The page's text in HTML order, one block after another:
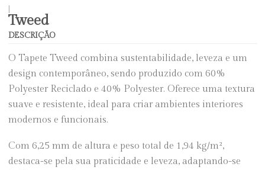
Tweed
DESCRIÇÃO
O Tapete Tweed combina sustentabilidade, leveza e um
design contemporâneo, sendo produzido com 60%
Polyester Reciclado e 40% Polyester. Oferece uma textura
suave e resistente, ideal para criar ambientes interiores
modernos e funcionais.
Com 6,25 mm de altura e peso total de 1,94 kg/m²,
destaca-se pela sua praticidade e leveza, adaptando-se